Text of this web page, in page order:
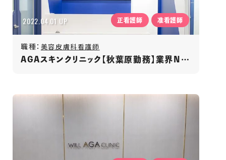
2022.04.01 UP 正看護師 准看護師
職種： 美容皮膚科看護師
AGAスキンクリニック【秋葉原勤務】業界No.1／発毛専門クリニック／年間休日125日